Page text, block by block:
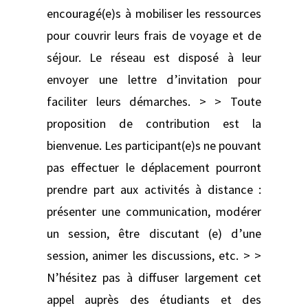
encouragé(e)s à mobiliser les ressources
pour couvrir leurs frais de voyage et de
séjour. Le réseau est disposé à leur
envoyer une lettre d’invitation pour
faciliter leurs démarches. > > Toute
proposition de contribution est la
bienvenue. Les participant(e)s ne pouvant
pas effectuer le déplacement pourront
prendre part aux activités à distance :
présenter une communication, modérer
un session, être discutant (e) d’une
session, animer les discussions, etc. > >
N’hésitez pas à diffuser largement cet
appel auprès des étudiants et des